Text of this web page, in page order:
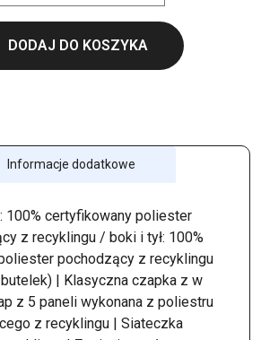
DODAJ DO KOSZYKA
Informacje dodatkowe
100% certyfikowany poliester
z recyklingu / boki i tył: 100%
pochodzący z recyklingu
| Klasyczna czapka z w
z 5 paneli wykonana z poliestru
z recyklingu | Siateczka